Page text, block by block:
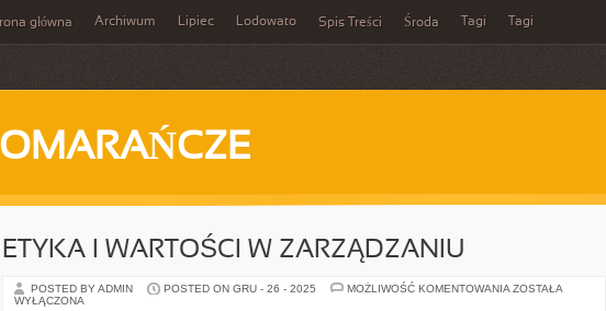
główna Archiwum Lipiec Lodowato Spis Treści Środa Tagi Tagi
ETYKA I WARTOŚCI W ZARZĄDZANIU
POSTED BY ADMIN POSTED ON GRU - 26 - 2025 MOŻLIWOŚĆ KOMENTOWANIA ETYKA
ZOSTAŁA
WYŁĄCZONA